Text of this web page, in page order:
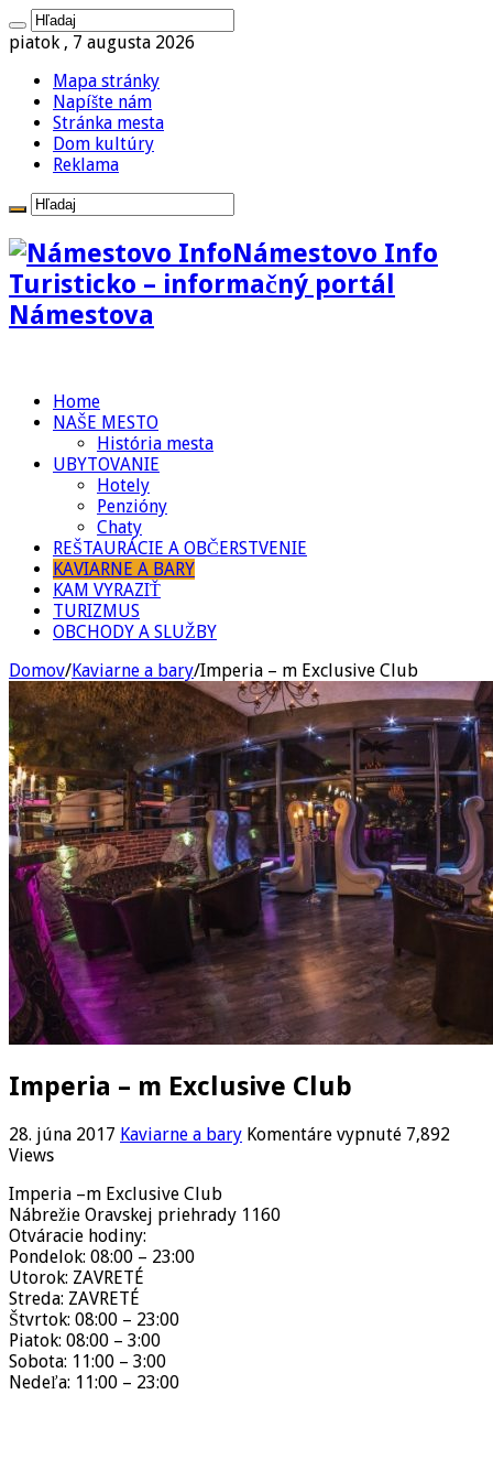
piatok , 7 augusta 2026
Mapa stránky
Napíšte nám
Stránka mesta
Dom kultúry
Reklama
Námestovo Info
Turisticko – informačný portál
Námestova
Home
NAŠE MESTO
História mesta
UBYTOVANIE
Hotely
Penzióny
Chaty
REŠTAURÁCIE A OBČERSTVENIE
KAVIARNE A BARY
KAM VYRAZIŤ
TURIZMUS
OBCHODY A SLUŽBY
Domov/Kaviarne a bary/Imperia – m Exclusive Club
Imperia – m Exclusive Club
28. júna 2017 Kaviarne a bary Komentáre vypnuténa7,892
Views
Imperia –m Exclusive Club
Nábrežie Oravskej priehrady 1160
Otváracie hodiny:
Pondelok: 08:00 – 23:00
Utorok: ZAVRETÉ
Streda: ZAVRETÉ
Štvrtok: 08:00 – 23:00
Piatok: 08:00 – 3:00
Sobota: 11:00 – 3:00
Nedeľa: 11:00 – 23:00